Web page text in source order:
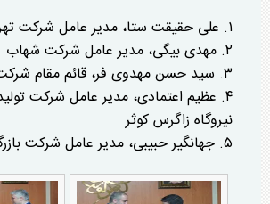
۱. علی حقیقت ستا، مدیر عامل شرکت تهران الکتریک
۲. مهدی بیگی، مدیر عامل شرکت شهاب
۳. سید حسن مهدوی فر، قائم مقام شرکت مرغ اجداد زربال
۴. عظیم اعتمادی، مدیر عامل شرکت
نیروگاه زاگرس کوثر
۵. جهانگیر حبیبی، مدیر عامل شرکت بازرگانی تحفه